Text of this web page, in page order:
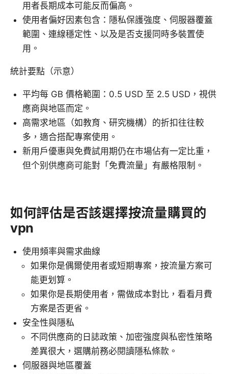
用者長期成本可能反而偏高。
使用者偏好因素包含：隱私保護強度、伺服器覆蓋
範圍、連線穩定性、以及是否支援同時多裝置使
用。
統計要點（示意）
平均每 GB 價格範圍：0.5 USD 至 2.5 USD，視供
應商與地區而定。
高需求地區（如教育、研究機構）的折扣往往較
多，適合搭配專案使用。
新用戶優惠與免費試用期仍在市場佔有一定比重，
但个别供應商可能對「免費流量」有嚴格限制。
如何評估是否該選擇按流量購買的
vpn
使用頻率與需求曲線
如果你是偶爾使用者或短期專案，按流量方案可
能更划算。
如果你是長期使用者，需做成本對比，看看月費
方案是否更省。
安全性與隱私
不同供應商的日誌政策、加密強度與私密性策略
差異很大，選購前務必閱讀隱私條款。
伺服器與地區覆蓋